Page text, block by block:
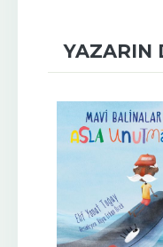
YAZARIN